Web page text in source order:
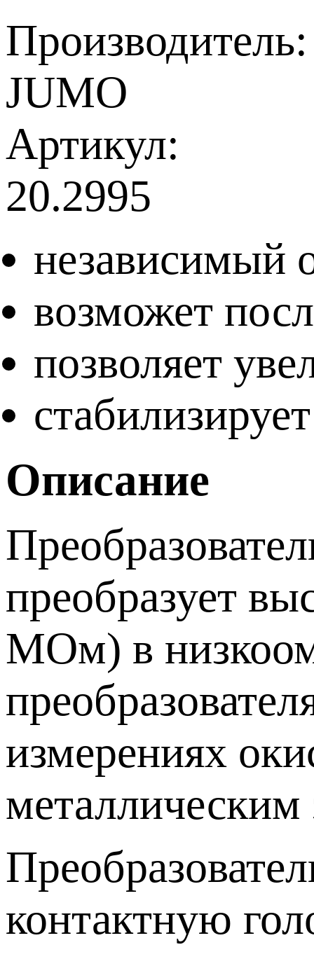
Производитель:
JUMO
Артикул:
20.2995
независимый
возможет
позволяет
Описание
преобразует
МОм) в
измерениях
металлическим
контактную